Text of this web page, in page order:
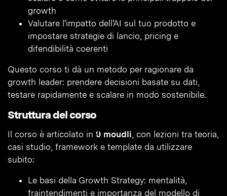
growth
Valutare l'impatto dell'AI sul tuo prodotto e
impostare strategie di lancio, pricing e
difendibilità coerenti
Questo corso ti dà un metodo per ragionare da
growth leader: prendere decisioni basate su dati,
testare rapidamente e scalare in modo sostenibile.
Struttura del corso
Il corso è articolato in 9 moudli, con lezioni tra teoria,
casi studio, framework e template da utilizzare
subito:
Le basi della Growth Strategy: mentalità,
fraintendimenti e importanza del modello di